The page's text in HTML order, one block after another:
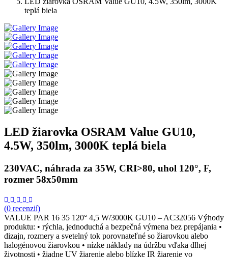
teplá biela
LED žiarovka OSRAM Value GU10,
4.5W, 350lm, 3000K teplá biela
230VAC, náhrada za 35W, CRI>80, uhol 120°, F,
rozmer 58x50mm
(0 recenzií)
VALUE PAR 16 35 120° 4,5 W/3000K GU10 – AC32056 Výhody
produktu: • rýchla, jednoduchá a bezpečná výmena bez prepájania •
dizajn, rozmery a svetelný tok porovnateľné so žiarovkou alebo
halogénovou žiarovkou • nízke náklady na údržbu vďaka dlhej
životnosti • žiadne UV žiarenie alebo blízke IR žiarenie vo